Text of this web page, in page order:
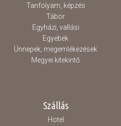
Tanfolyam, képzés
Tábor
Egyházi, vallási
Egyebek
Ünnepek, megemlékezések
Megyei kitekintő
Szállás
Hotel